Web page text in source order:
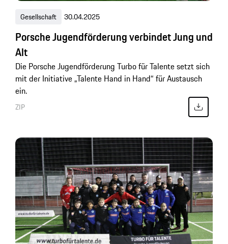
Gesellschaft 30.04.2025
Porsche Jugendförderung verbindet Jung und
Alt
Die Porsche Jugendförderung Turbo für Talente setzt sich
mit der Initiative „Talente Hand in Hand“ für Austausch
ein.
ZIP